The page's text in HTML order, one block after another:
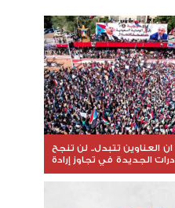
العناوين تتبدل.. لن تنجح
الجديدة في تجاوز إرادة